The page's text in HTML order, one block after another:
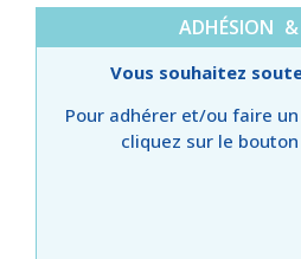
ADHÉSION
Vous souhaitez
Pour adhérer et/ou faire un
cliquez sur le